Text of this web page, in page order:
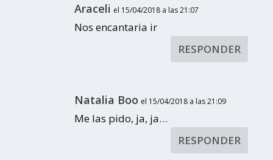
Araceli el 15/04/2018 a las 21:07
Nos encantaria ir
RESPONDER
Natalia Boo el 15/04/2018 a las 21:09
Me las pido, ja, ja…
RESPONDER